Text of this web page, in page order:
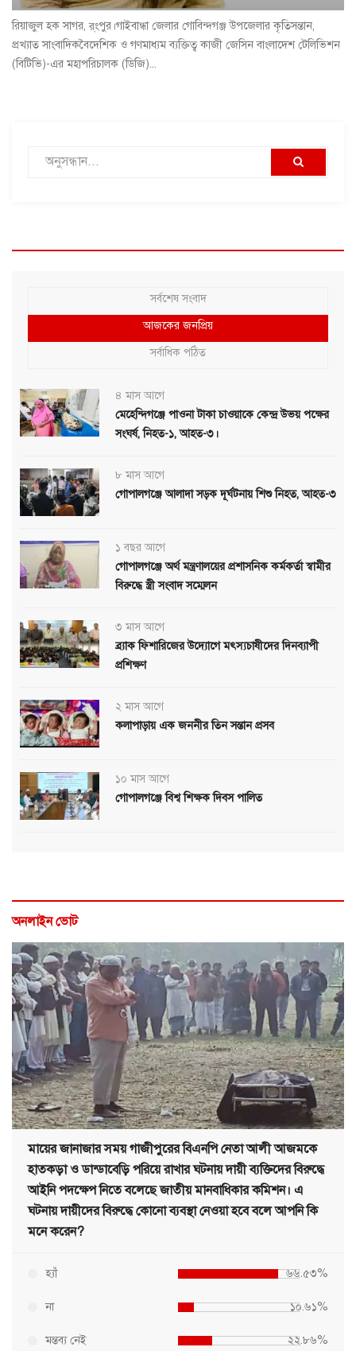
রিয়াজুল হক সাগর, র্ংপুর।গাইবান্ধা জেলার গোবিন্দগঞ্জ উপজেলার কৃতিসন্তান,
প্রখ্যাত সাংবাদিকবৈদেশিক ও গণমাধ্যম ব্যক্তিত্ব কাজী জেসিন বাংলাদেশ টেলিভিশন
(বিটিভি)-এর মহাপরিচালক (ডিজি)...
সর্বশেষ সংবাদ
আজকের জনপ্রিয়
সর্বাধিক পঠিত
৪ মাস আগে
মেহেন্দিগঞ্জে পাওনা টাকা চাওয়াকে কেন্দ্র উভয় পক্ষের
সংঘর্ষ, নিহত-১, আহত-৩।
৮ মাস আগে
গোপালগঞ্জে আলাদা সড়ক দূর্ঘটনায় শিশু নিহত, আহত-৩
১ বছর আগে
গোপালগঞ্জে অর্থ মন্ত্রণালয়ের প্রশাসনিক কর্মকর্তা স্বামীর
বিরুদ্ধে স্ত্রী সংবাদ সম্মেলন
৩ মাস আগে
ব্র্যাক ফিশারিজের উদ্যোগে মৎস্যচাষীদের দিনব্যাপী
প্রশিক্ষণ
২ মাস আগে
কলাপাড়ায় এক জননীর তিন সন্তান প্রসব
১০ মাস আগে
গোপালগঞ্জে বিশ্ব শিক্ষক দিবস পালিত
অনলাইন ভোট
মায়ের জানাজার সময় গাজীপুরের বিএনপি নেতা আলী আজমকে
হাতকড়া ও ডান্ডাবেড়ি পরিয়ে রাখার ঘটনায় দায়ী ব্যক্তিদের বিরুদ্ধে
আইনি পদক্ষেপ নিতে বলেছে জাতীয় মানবাধিকার কমিশন। এ
ঘটনায় দায়ীদের বিরুদ্ধে কোনো ব্যবস্থা নেওয়া হবে বলে আপনি কি
মনে করেন?
হ্যাঁ ৬৬.৫৩%
না ১০.৬১%
মন্তব্য নেই ২২.৮৬%